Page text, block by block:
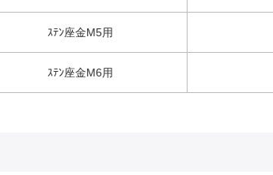
ｽﾃﾝ座金M5用
ｽﾃﾝ座金M6用